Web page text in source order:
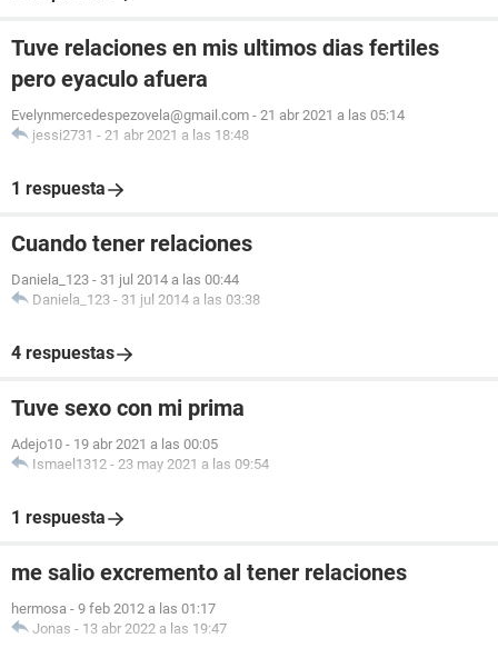
Tuve relaciones en mis ultimos dias fertiles
pero eyaculo afuera
Evelynmercedespezovela@gmail.com - 21 abr 2021 a las 05:14
jessi2731 - 21 abr 2021 a las 18:48
1 respuesta
Cuando tener relaciones
Daniela_123 - 31 jul 2014 a las 00:44
Daniela_123 - 31 jul 2014 a las 03:38
4 respuestas
Tuve sexo con mi prima
Adejo10 - 19 abr 2021 a las 00:05
Ismael1312 - 23 may 2021 a las 09:54
1 respuesta
me salio excremento al tener relaciones
hermosa - 9 feb 2012 a las 01:17
Jonas - 13 abr 2022 a las 19:47